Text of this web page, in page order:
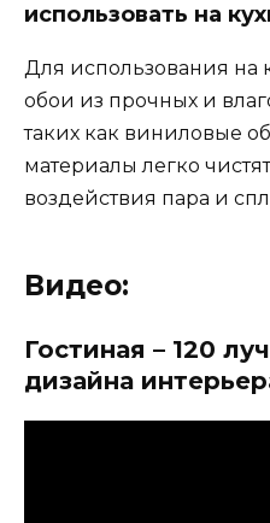
использовать на
Для использования на
обои из прочных и
таких как виниловые
материалы легко
воздействия пара и
Видео:
Гостиная – 120
дизайна